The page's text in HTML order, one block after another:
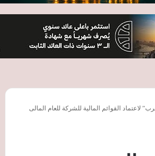
لاعتماد القوائم المالية للشركة للعام المالى